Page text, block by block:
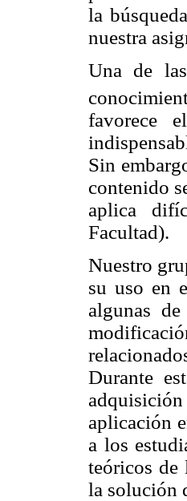
la
nuestra
Una de
favorece
Sin
contenido
aplica
Facultad).
Nuestro
su uso en
algunas
Durante
aplicación
a los
teóricos
la solución